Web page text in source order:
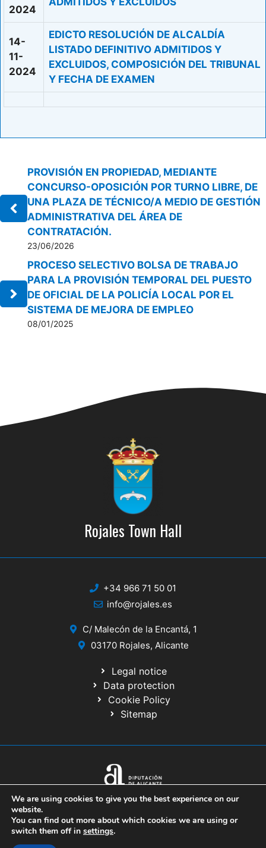
2024
14-
11-
2024
EDICTO RESOLUCIÓN DE ALCALDÍA
LISTADO DEFINITIVO ADMITIDOS Y
EXCLUIDOS, COMPOSICIÓN DEL TRIBUNAL
Y FECHA DE EXAMEN
PROVISIÓN EN PROPIEDAD, MEDIANTE
CONCURSO-OPOSICIÓN POR TURNO LIBRE, DE
UNA PLAZA DE TÉCNICO/A MEDIO DE GESTIÓN
ADMINISTRATIVA DEL ÁREA DE
CONTRATACIÓN.
23/06/2026
PROCESO SELECTIVO BOLSA DE TRABAJO
PARA LA PROVISIÓN TEMPORAL DEL PUESTO
DE OFICIAL DE LA POLICÍA LOCAL POR EL
SISTEMA DE MEJORA DE EMPLEO
08/01/2025
Rojales Town Hall
+34 966 71 50 01
info@rojales.es
C/ Malecón de la Encantá, 1
03170 Rojales, Alicante
Legal notice
Data protection
Cookie Policy
Sitemap
© 2020 Website developed by the IT Service of the Alicante Provincial
Council
We are using cookies to give you the best experience on our
website.
You can find out more about which cookies we are using or
switch them off in settings.